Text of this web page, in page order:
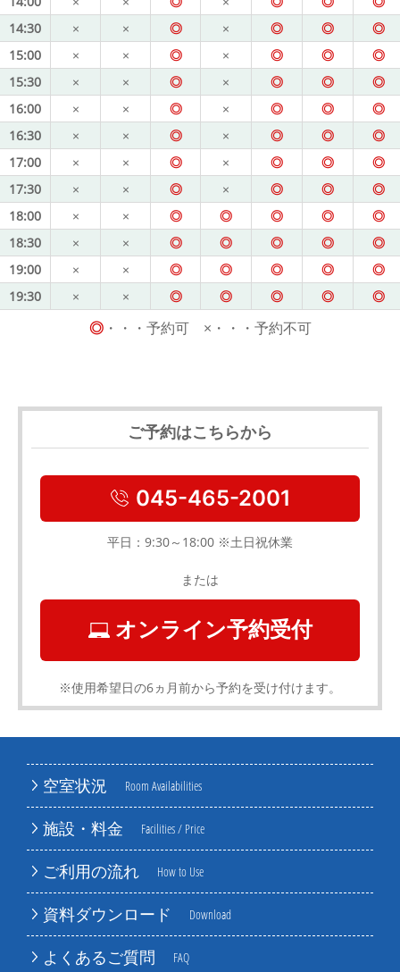
空室状況 Room Availabilities
施設・料金 Facilities / Price
ご利用の流れ How to Use
資料ダウンロード Download
よくあるご質問 FAQ
14:30
× × ◎ × ◎ ◎
◎
15:00
× × ◎ × ◎ ◎
◎
15:30
× × ◎ × ◎ ◎
◎
16:00
× × ◎ × ◎ ◎
◎
16:30
× × ◎ × ◎ ◎
◎
17:00
× × ◎ × ◎ ◎
◎
17:30
× × ◎ × ◎ ◎
◎
18:00
× × ◎ ◎ ◎ ◎
◎
18:30
× × ◎ ◎ ◎ ◎
◎
19:00
× × ◎ ◎ ◎ ◎
◎
19:30
× × ◎ ◎ ◎ ◎ ◎
◎・・・予約可 ×・・・予約不可
ご予約はこちらから
045-465-2001
平日：9:30～18:00 ※土日祝休業
または
オンライン予約受付
※使用希望日の6ヵ月前から予約を受け付けます。